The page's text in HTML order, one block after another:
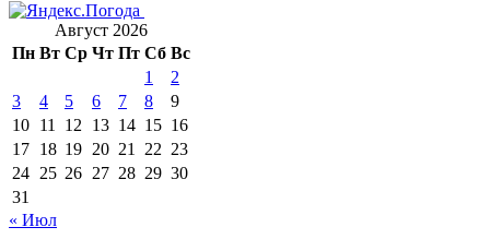
Август 2026
Пн Вт Ср Чт Пт Сб Вс
1
2
3
4 5 6 7 8
9
10 11 12 13 14 15 16
17 18 19 20 21 22 23
24 25 26 27 28 29 30
31
« Июл